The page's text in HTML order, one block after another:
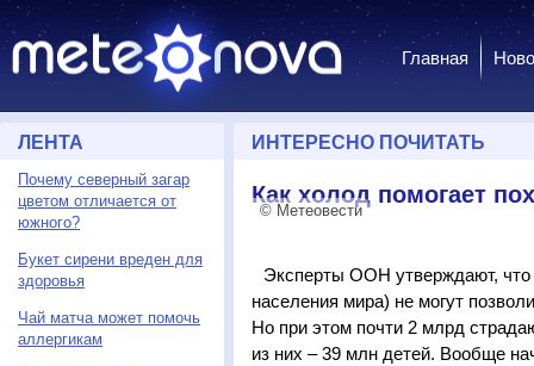
Главная
ЛЕНТА
Почему северный загар
цветом отличается от
южного?
Букет сирени вреден для
здоровья
Чай матча может помочь
аллергикам
ИНТЕРЕСНО ПОЧИТАТЬ
Как холод помогает
© Метеовести
Эксперты ООН утверждают, что
населения мира) не могут
Но при этом почти 2 млрд
из них – 39 млн детей. Вообще